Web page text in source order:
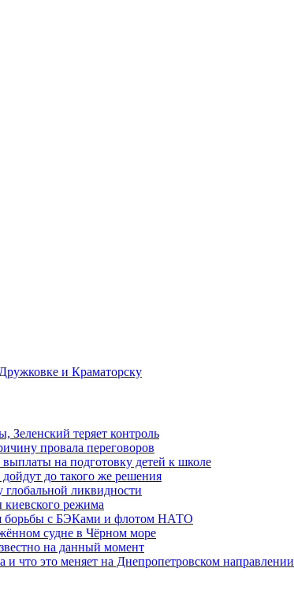
и Краматорску
Зеленский теряет контроль
провала переговоров
на подготовку детей к школе
до такого же решения
ликвидности
режима
борьбы с БЭКами и флотом НАТО
судне в Чёрном море
на данный момент
что это меняет на Днепропетровском направлении